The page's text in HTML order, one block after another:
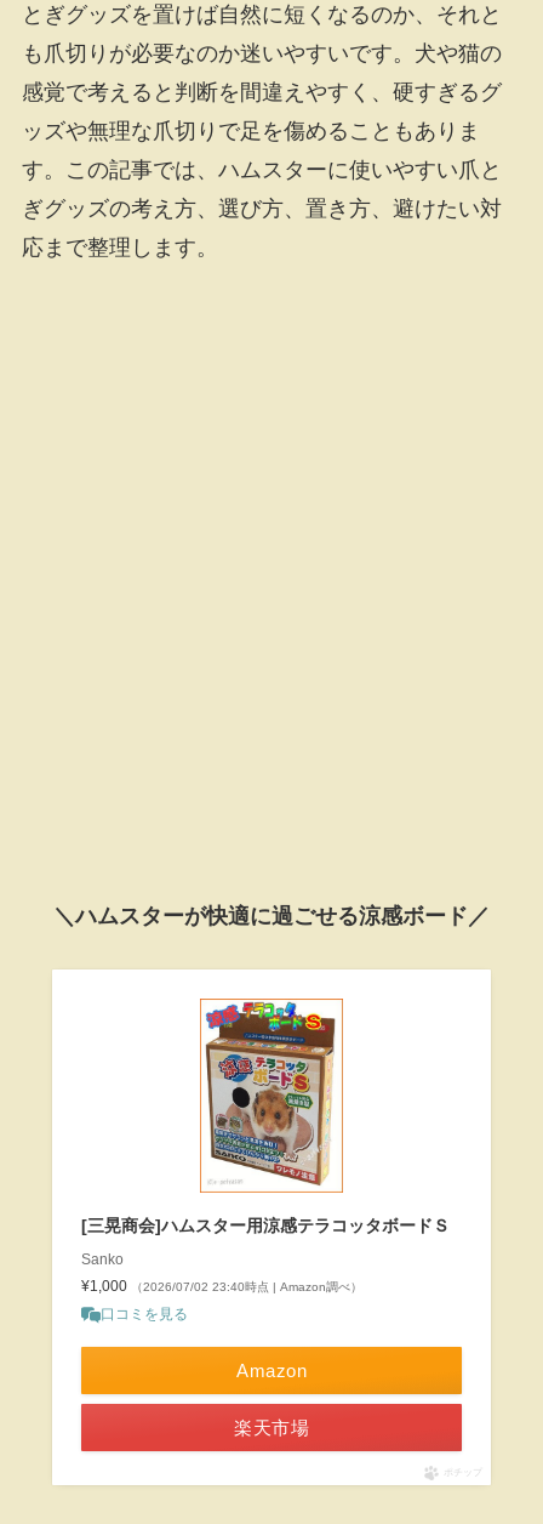
とぎグッズを置けば自然に短くなるのか、それと
も爪切りが必要なのか迷いやすいです。犬や猫の
感覚で考えると判断を間違えやすく、硬すぎるグ
ッズや無理な爪切りで足を傷めることもありま
す。この記事では、ハムスターに使いやすい爪と
ぎグッズの考え方、選び方、置き方、避けたい対
応まで整理します。
＼ハムスターが快適に過ごせる涼感ボード／
[三晃商会]ハムスター用涼感テラコッタボードＳ
Sanko
¥1,000
（2026/07/02 23:40時点 | Amazon調べ）
口コミを見る
Amazon
楽天市場
ポチップ